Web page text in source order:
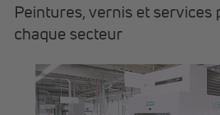
Peintures, vernis et services
chaque secteur